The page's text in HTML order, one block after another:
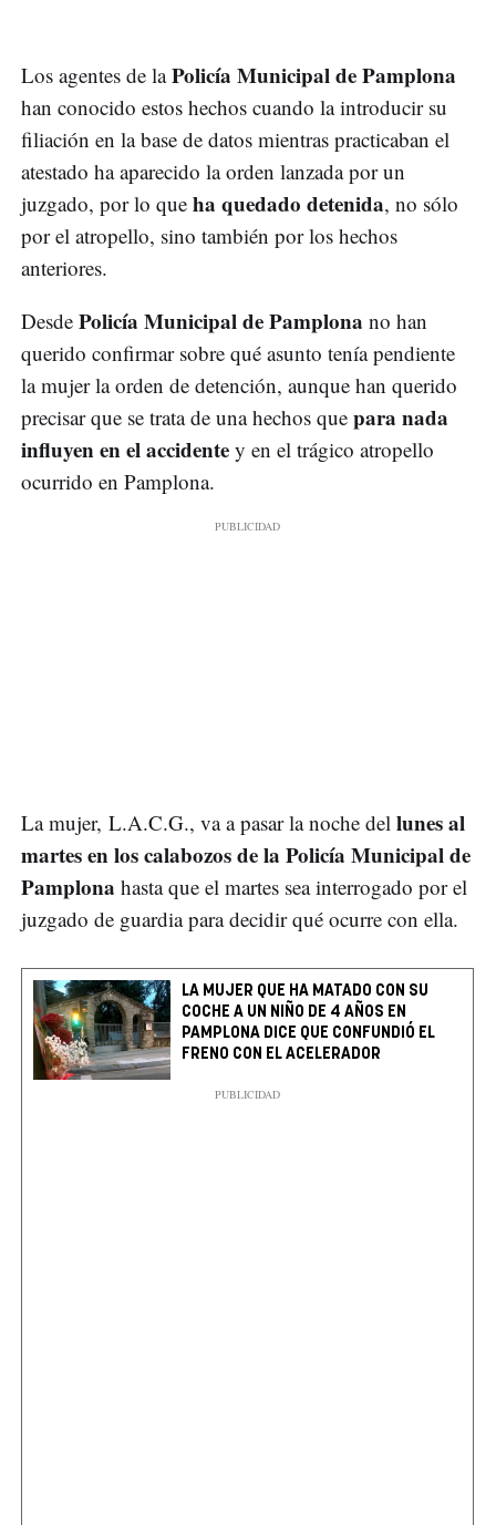
Los agentes de laPolicía Municipal de Pamplona
han conocido estos hechos cuando la introducir su
filiación en la base de datos mientras practicaban el
atestado ha aparecido la orden lanzada por un
juzgado, por lo que ha quedado detenida, no sólo
por el atropello, sino también por los hechos
anteriores.
Desde Policía Municipal de Pamplona no han
querido confirmar sobre qué asunto tenía pendiente
la mujer la orden de detención, aunque han querido
precisar que se trata de una hechos que para nada
influyen en el accidente y en el trágico atropello
ocurrido en Pamplona.
La mujer, L.A.C.G., va a pasar la noche del lunes al
martes en los calabozos de la Policía Municipal de
Pamplona hasta que el martes sea interrogado por el
juzgado de guardia para decidir qué ocurre con ella.
LA MUJER QUE HA MATADO CON SU
COCHE A UN NIÑO DE 4 AÑOS EN
PAMPLONA DICE QUE CONFUNDIÓ EL
FRENO CON EL ACELERADOR